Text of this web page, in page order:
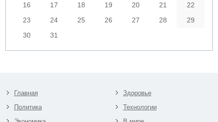
16
17 18 19 20 21
22
23
24 25 26 27 28
29
30
31
Главная
Политика
Здоровье
Технологии